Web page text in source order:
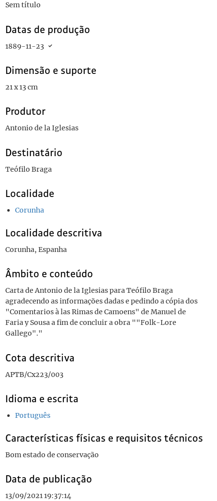
Sem título
Datas de produção
1889-11-23
Dimensão e suporte
21 x 13 cm
Produtor
Antonio de la Iglesias
Destinatário
Teófilo Braga
Localidade
Corunha
Localidade descritiva
Corunha, Espanha
Âmbito e conteúdo
Carta de Antonio de la Iglesias para Teófilo Braga
agradecendo as informações dadas e pedindo a cópia dos
"Comentarios à las Rimas de Camoens" de Manuel de
Faria y Sousa a fim de concluir a obra ""Folk-Lore
Gallego"."
Cota descritiva
APTB/Cx223/003
Idioma e escrita
Português
Características físicas e requisitos técnicos
Bom estado de conservação
Data de publicação
13/09/2021 19:37:14